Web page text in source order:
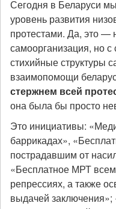
Сегодня в Беларуси
уровень развития
протестами. Да, это —
самоорганизация, но с
стихийные структуры
взаимопомощи
стержнем всей
она была бы просто
Это инициативы:
баррикадах»,
пострадавшим от
«Бесплатное МРТ
репрессиях, а также
выдачей